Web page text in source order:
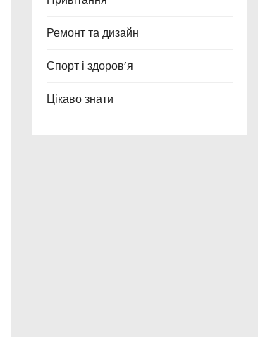
Ремонт та дизайн
Спорт і здоров’я
Цікаво знати